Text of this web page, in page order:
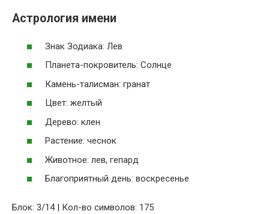
Астрология имени
Знак Зодиака: Лев
Планета-покровитель: Солнце
Камень-талисман: гранат
Цвет: желтый
Дерево: клен
Растение: чеснок
Животное: лев, гепард
Благоприятный день: воскресенье
Блок: 3/14 | Кол-во символов: 175